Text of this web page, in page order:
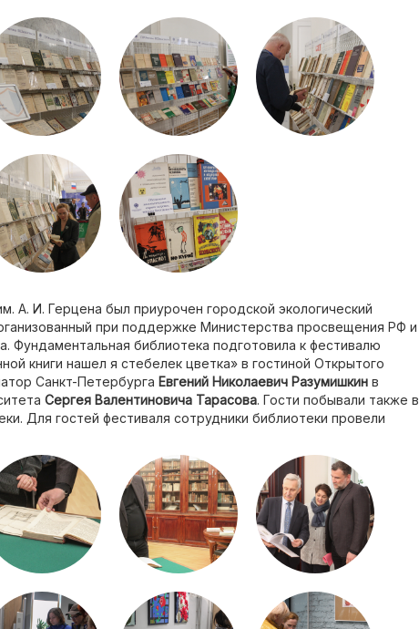
А. И. Герцена был приурочен городской экологический
при поддержке Министерства просвещения РФ и
Фундаментальная библиотека подготовила к фестивалю
книги нашел я стебелек цветка» в гостиной Открытого
Санкт-Петербурга Евгений Николаевич Разумишкин в
Сергея Валентиновича Тарасова. Гости побывали также в
Для гостей фестиваля сотрудники библиотеки провели